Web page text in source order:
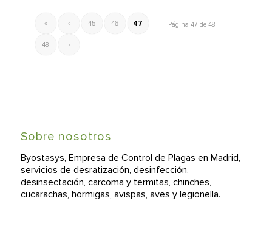
Página 47 de 48
« ‹ 45 46 47
48 ›
Sobre nosotros
Byostasys, Empresa de Control de Plagas en Madrid,
servicios de desratización, desinfección,
desinsectación, carcoma y termitas, chinches,
cucarachas, hormigas, avispas, aves y legionella.